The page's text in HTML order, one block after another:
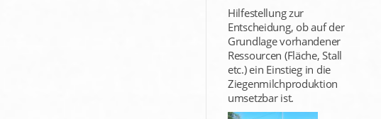
Hilfestellung zur
Entscheidung, ob auf der
Grundlage vorhandener
Ressourcen (Fläche, Stall
etc.) ein Einstieg in die
Ziegenmilchproduktion
umsetzbar ist.